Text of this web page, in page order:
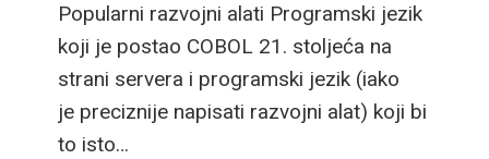
Popularni razvojni alati Programski jezik
koji je postao COBOL 21. stoljeća na
strani servera i programski jezik (iako
je preciznije napisati razvojni alat) koji bi
to isto…